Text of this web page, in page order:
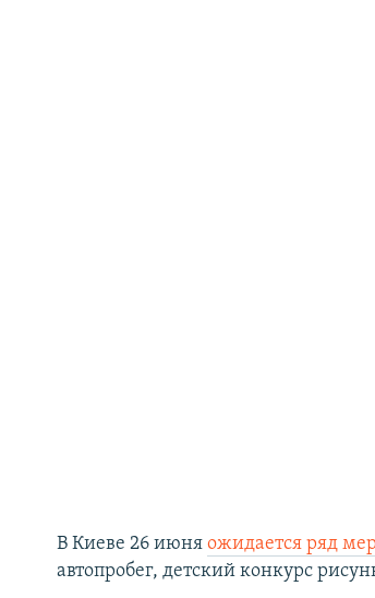
В Киеве 26 июняожидается ряд
автопробег, детский конкурс